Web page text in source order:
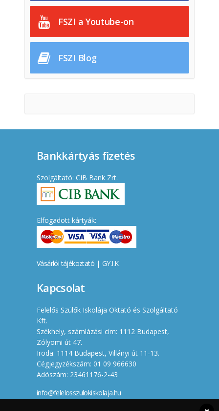
FSZI a Youtube-on
FSZI Blog
Bankkártyás fizetés
Szolgáltató: CIB Bank Zrt.
Elfogadott kártyák:
Vásárlói tájékoztató | GY.I.K.
Kapcsolat
Felelős Szülők Iskolája Oktató és Szolgáltató
Kft.
Székhely, számlázási cím: 1112 Budapest,
Zólyomi út 47.
Iroda: 1114 Budapest, Villányi út 11-13.
Cégjegyzékszám: 01 09 966630
Adószám: 23461176-2-43
info@felelosszulokiskolaja.hu